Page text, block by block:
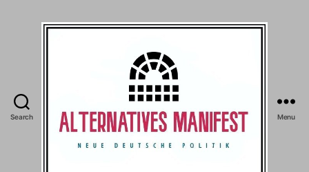
Search Menu